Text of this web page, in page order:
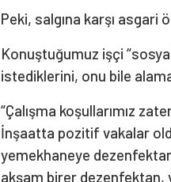
Peki, salgına karşı asgari
Konuştuğumuz işçi
istediklerini, onu bile
“Çalışma koşullarımız
İnşaatta pozitif vakalar
yemekhaneye
akşam birer dezenfektan,